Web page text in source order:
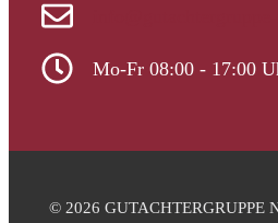
Mo-Fr 08:00 - 17:00
© 2026 GUTACHTERGRUPPE